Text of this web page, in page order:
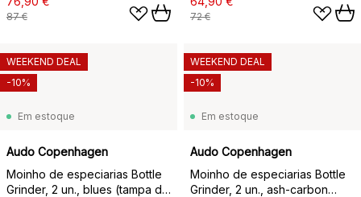
87 € 72 €
Em estoque
Audo Copenhagen
Moinho de especiarias Bottle
Grinder, 2 un., blues (tampa de
WEEKEND DEAL
-10%
Em estoque
Audo Copenhagen
Moinho de especiarias Bottle
Grinder, 2 un., ash-carbon
WEEKEND DEAL
-10%